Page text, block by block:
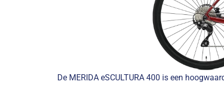
De MERIDA eSCULTURA 400 is een